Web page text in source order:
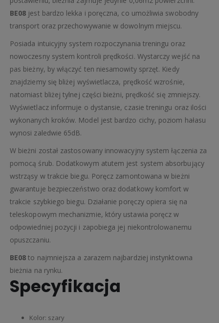
BE08 jest bardzo lekka i poręczna, co umożliwia swobodny
transport oraz przechowywanie w dowolnym miejscu.
Posiada intuicyjny system rozpoczynania treningu oraz
nowoczesny system kontroli prędkości. Wystarczy wejść na
pas bieżny, by włączyć ten niesamowity sprzęt. Kiedy
znajdziemy się bliżej wyświetlacza, prędkość wzrośnie,
natomiast bliżej tylnej części bieżni, prędkość się zmniejszy.
Wyświetlacz informuje o dystansie, czasie treningu oraz ilości
wykonanych kroków. Model jest bardzo cichy, poziom hałasu
wynosi zaledwie 65dB.
W bieżni został zastosowany innowacyjny system łączenia za
pomocą śrub. Dodatkowym atutem jest system absorbujący
wstrząsy w trakcie biegu. Poręcz zamontowana w bieżni
gwarantuje bezpieczeństwo oraz dodatkowy komfort w
trakcie szybkiego biegu. Działanie poręczy opiera się na
teleskopowym mechanizmie, który ustawia poręcz w
odpowiedniej pozycji i zapobiega jej niekontrolowanemu
opuszczaniu.
BE08 to najmniejsza a zarazem najbardziej instynktowna
bieżnia na rynku.
Specyfikacja
Kolor: szary